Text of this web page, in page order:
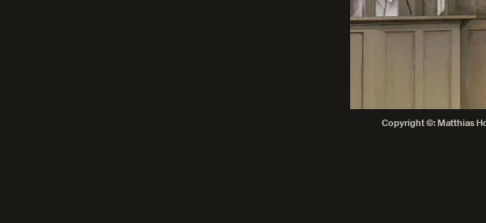
Copyright ©: Matthias